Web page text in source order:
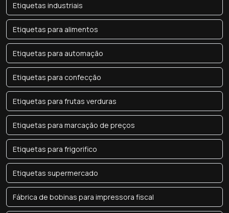
Etiquetas industriais
Etiquetas para alimentos
Etiquetas para automação
Etiquetas para confecção
Etiquetas para frutas verduras
Etiquetas para marcação de preços
Etiquetas para frigorifico
Etiquetas supermercado
Fábrica de bobinas para impressora fiscal